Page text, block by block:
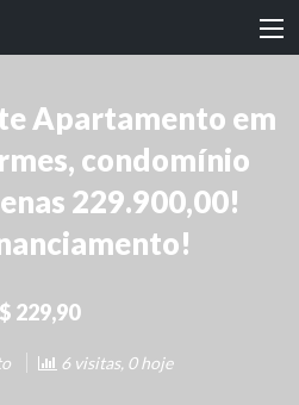
Apartamento em
condomínio
229.900,00!
229,90
6 visitas, 0 hoje